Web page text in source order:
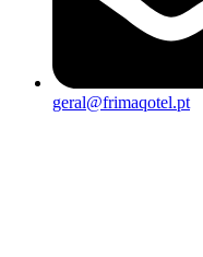
geral@frimaqotel.pt